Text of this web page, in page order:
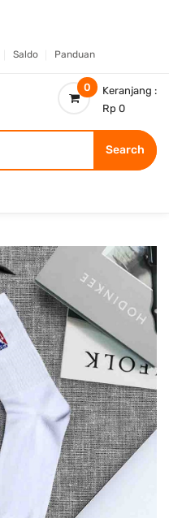
Saldo Panduan
0
Keranjang :
Rp 0
Search